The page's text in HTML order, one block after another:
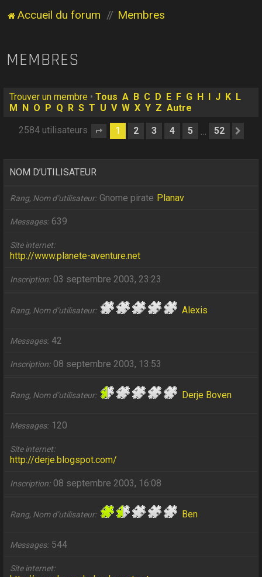
Accueil du forum Membres
MEMBRES
Trouver un membre •Tous A B C D E F G H J K L
M
N O P Q R S T U V W X Y Z Autre
2584 utilisateurs Page 1sur52
1 2 3 4 5 … 52
NOM D’UTILISATEUR
Rang, Nom d’utilisateur Gnome pirate Planav
Messages 639
Site internet
http://www.planete-aventure.net
Inscription 03 septembre 2003, 23:23
Rang, Nom d’utilisateur Alexis
Messages 42
Inscription 08 septembre 2003, 13:53
Rang, Nom d’utilisateur Derje Boven
Messages 120
Site internet
http://derje.blogspot.com/
Inscription 08 septembre 2003, 16:08
Rang, Nom d’utilisateur Ben
Messages 544
Site internet